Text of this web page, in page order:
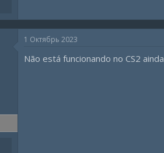
1 Октябрь 2023
Não está funcionando no CS2 ainda